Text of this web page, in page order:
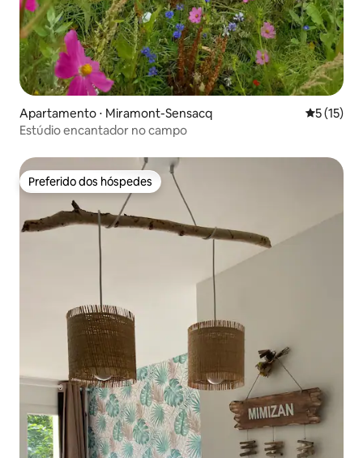
Apartamento ⋅ Miramont-Sensacq 5 de uma
5 (15)
Estúdio encantador no campo
Preferido dos hóspedes
Preferido dos hóspedes